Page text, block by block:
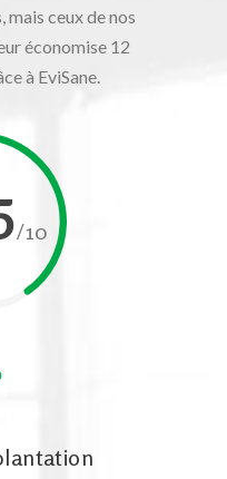
mais ceux de nos
économise 12
à EviSane.
/10